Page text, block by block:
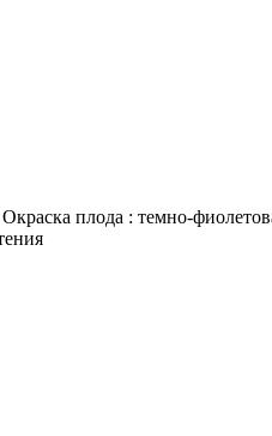
плода : темно-